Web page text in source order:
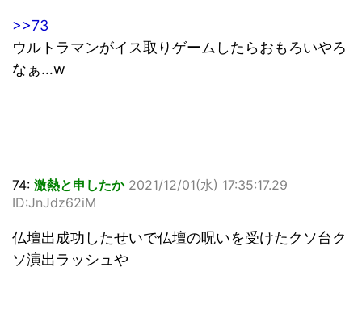
>>73
ウルトラマンがイス取りゲームしたらおもろいやろ
なぁ…w
74: 激熱と申したか 2021/12/01(水) 17:35:17.29
ID:JnJdz62iM
仏壇出成功したせいで仏壇の呪いを受けたクソ台ク
ソ演出ラッシュや